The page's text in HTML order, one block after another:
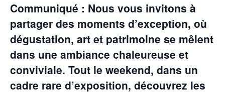
Communiqué : Nous vous invitons à
partager des moments d’exception, où
dégustation, art et patrimoine se mêlent
dans une ambiance chaleureuse et
conviviale. Tout le weekend, dans un
cadre rare d’exposition, découvrez les